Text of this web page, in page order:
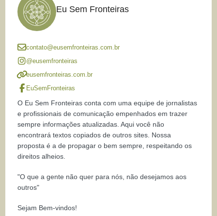
Eu Sem Fronteiras
contato@eusemfronteiras.com.br
@eusemfronteiras
eusemfronteiras.com.br
EuSemFronteiras
O Eu Sem Fronteiras conta com uma equipe de jornalistas
e profissionais de comunicação empenhados em trazer
sempre informações atualizadas. Aqui você não
encontrará textos copiados de outros sites. Nossa
proposta é a de propagar o bem sempre, respeitando os
direitos alheios.
"O que a gente não quer para nós, não desejamos aos
outros"
Sejam Bem-vindos!